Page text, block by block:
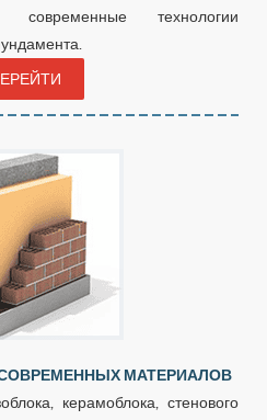
современные технологии
МАТЕРИАЛОВ
керамоблока, стенового